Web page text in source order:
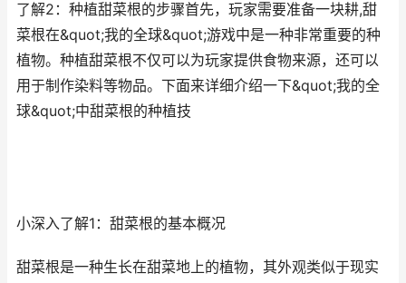
了解2：种植甜菜根的步骤首先，玩家需要准备一块耕,甜
菜根在&quot;我的全球&quot;游戏中是一种非常重要的种
植物。种植甜菜根不仅可以为玩家提供食物来源，还可以
用于制作染料等物品。下面来详细介绍一下&quot;我的全
球&quot;中甜菜根的种植技
小深入了解1：甜菜根的基本概况
甜菜根是一种生长在甜菜地上的植物，其外观类似于现实